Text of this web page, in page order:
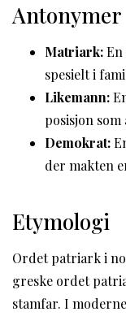
Antonymer
Matriark:
spesielt i
Likemann:
posisjon
Demokrat:
der makten
Etymologi
Ordet patriark i
greske ordet
stamfar. I